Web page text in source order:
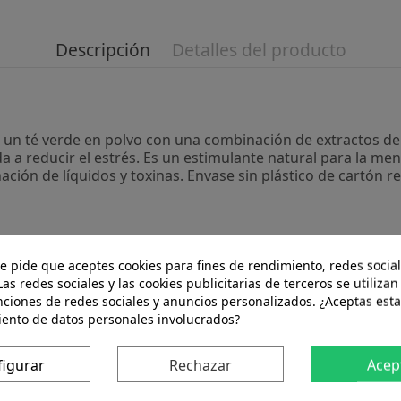
Descripción Detalles del producto
té verde en polvo con una combinación de extractos
reducir el estrés. Es un estimulante natural para la
de líquidos y toxinas. Envase sin plástico de cartón
vaso, tetera, o bola infusora. Dejar reposar, filtrar si es
La temperatura del agua, así como el tiempo de
también compraron:
pide que aceptes cookies para fines de rendimiento, redes
redes sociales y las cookies publicitarias de terceros se
de redes sociales y anuncios personalizados. ¿Aceptas
de datos personales involucrados?
Rechazar